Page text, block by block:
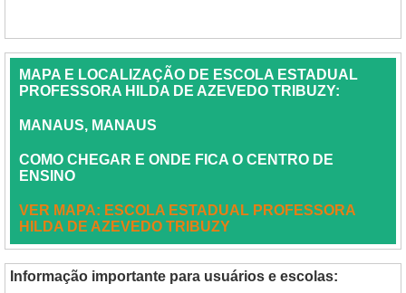
MAPA E LOCALIZAÇÃO DE ESCOLA ESTADUAL
PROFESSORA HILDA DE AZEVEDO TRIBUZY:
MANAUS, MANAUS
COMO CHEGAR E ONDE FICA O CENTRO DE
ENSINO
VER MAPA: ESCOLA ESTADUAL PROFESSORA
HILDA DE AZEVEDO TRIBUZY
Informação importante para usuários e escolas: